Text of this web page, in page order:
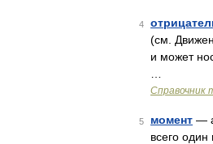
4
(см.
и может
Справочник
5 момент —
всего